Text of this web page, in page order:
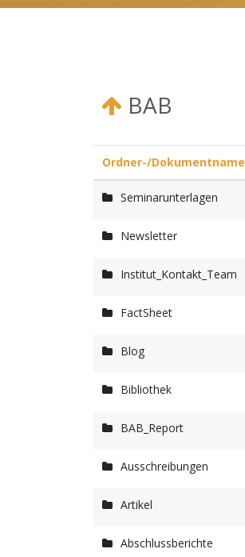
BAB
Ordner-/Dokumentname
Seminarunterlagen
Newsletter
Institut_Kontakt_Team
FactSheet
Blog
Bibliothek
BAB_Report
Ausschreibungen
Artikel
Abschlussberichte